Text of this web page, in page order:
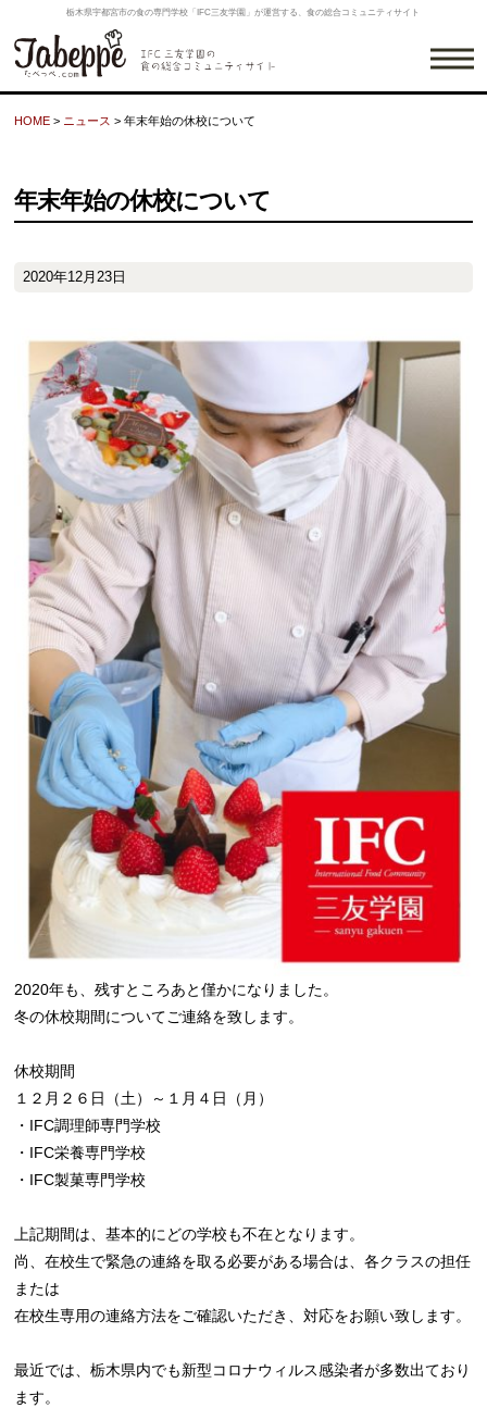
栃木県宇都宮市の食の専門学校「IFC三友学園」が運営する、食の総合コミュニティサイト
HOME > ニュース >年末年始の休校について
年末年始の休校について
2020年12月23日
2020年も、残すところあと僅かになりました。
冬の休校期間についてご連絡を致します。
休校期間
１２月２６日（土）～１月４日（月）
・IFC調理師専門学校
・IFC栄養専門学校
・IFC製菓専門学校
上記期間は、基本的にどの学校も不在となります。
尚、在校生で緊急の連絡を取る必要がある場合は、各クラスの担任
または
在校生専用の連絡方法をご確認いただき、対応をお願い致します。
最近では、栃木県内でも新型コロナウィルス感染者が多数出ており
ます。